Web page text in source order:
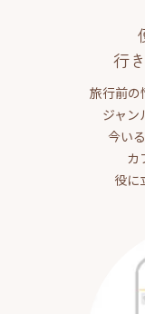
行
旅行前の
ジャン
今い
カ
役に